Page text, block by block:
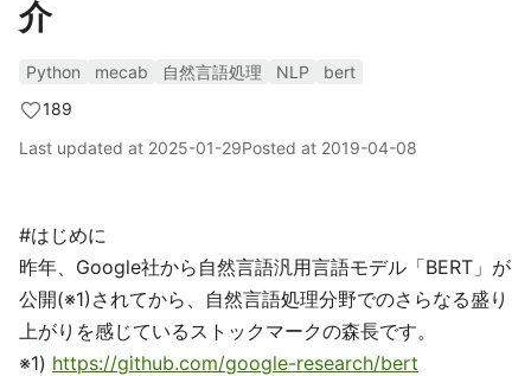
介
Python mecab 自然言語処理 NLP
bert
189
Last updated at 2025-01-29Posted at 2019-04-08
#はじめに
昨年、Google社から自然言語汎用言語モデル「BERT」が
公開(※1)されてから、自然言語処理分野でのさらなる盛り
上がりを感じているストックマークの森長です。
※1) https://github.com/google-research/bert